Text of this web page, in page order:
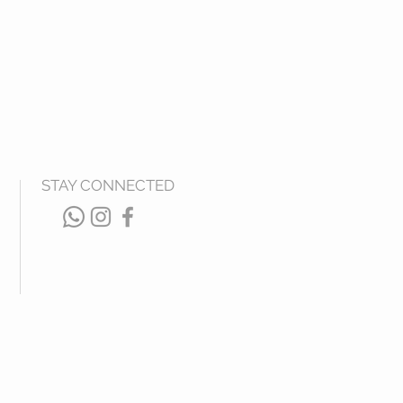
STAY CONNECTED